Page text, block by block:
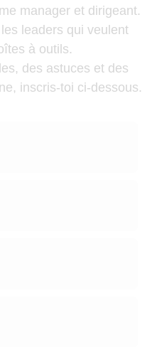
manager et dirigeant.
leaders qui veulent
à outils.
des astuces et des
inscris-toi ci-dessous.